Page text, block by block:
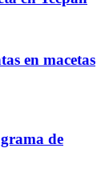
en macetas
de